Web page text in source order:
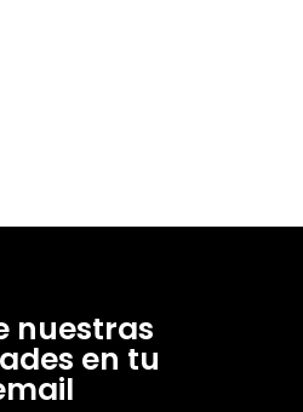
nuestras
en tu